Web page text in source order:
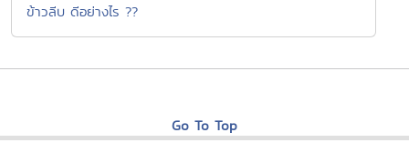
ข้าวลีบ ดีอย่างไร ??
Go To Top